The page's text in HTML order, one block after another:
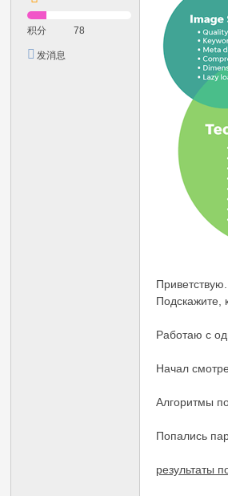
积分 78
发消息
Приветствую.
Подскажите,
Работаю с
Начал
Алгоритмы
Попались
результаты